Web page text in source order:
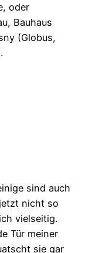
oder
Bauhaus
(Globus,
sind auch
nicht so
vielseitig.
Tür meiner
sie gar